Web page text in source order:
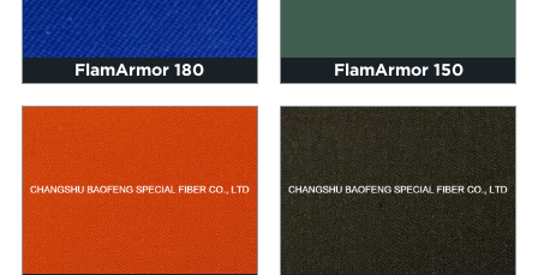
FlamArmor 180 FlamArmor 150